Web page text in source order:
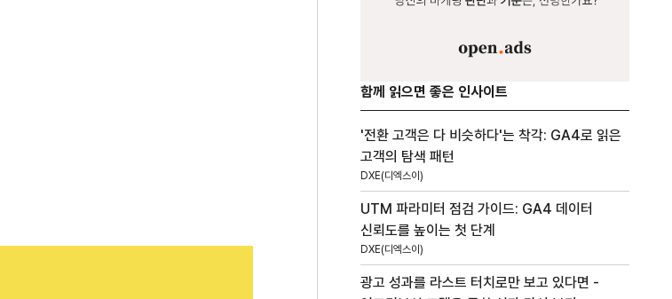
함께 읽으면 좋은 인사이트
'전환 고객은 다 비슷하다'는 착각: GA4로 읽은
고객의 탐색 패턴
DXE(디엑스이)
UTM 파라미터 점검 가이드: GA4 데이터
신뢰도를 높이는 첫 단계
DXE(디엑스이)
광고 성과를 라스트 터치로만 보고 있다면 -